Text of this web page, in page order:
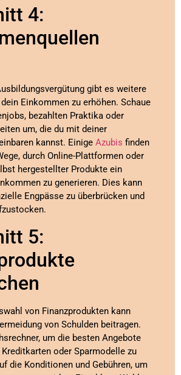
4:
gibt es weitere
Einkommen zu erhöhen. Schaue
bezahlten Praktika oder
um, die du mit deiner
kannst. Einige Azubis finden
durch Online-Plattformen oder
hergestellter Produkte ein
zu generieren. Dies kann
Engpässe zu überbrücken und
5:
von Finanzprodukten kann
von Schulden beitragen.
um die besten Angebote
oder Sparmodelle zu
die Konditionen und Gebühren, um